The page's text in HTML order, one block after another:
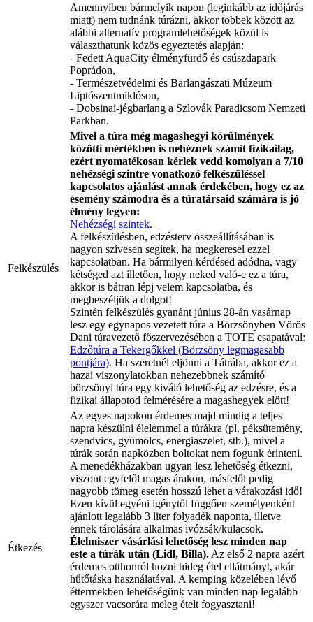
Amennyiben bármelyik napon (leginkább az időjárás
miatt) nem tudnánk túrázni, akkor többek között az
alábbi alternatív programlehetőségek közül is
választhatunk közös egyeztetés alapján:
- Fedett AquaCity élményfürdő és csúszdapark
Poprádon,
- Természetvédelmi és Barlangászati Múzeum
Liptószentmiklóson,
- Dobsinai-jégbarlang a Szlovák Paradicsom Nemzeti
Parkban.
Felkészülés
Mivel a túra még magashegyi körülmények
közötti mértékben is nehéznek számít fizikailag,
ezért nyomatékosan kérlek vedd komolyan a 7/10
nehézségi szintre vonatkozó felkészüléssel
kapcsolatos ajánlást annak érdekében, hogy ez az
esemény számodra és a túratársaid számára is jó
élmény legyen:
Nehézségi szintek.
A felkészülésben, edzésterv összeállításában is
nagyon szívesen segítek, ha megkeresel ezzel
kapcsolatban. Ha bármilyen kérdésed adódna, vagy
kétséged azt illetően, hogy neked való-e ez a túra,
akkor is bátran lépj velem kapcsolatba, és
megbeszéljük a dolgot!
Szintén felkészülés gyanánt június 28-án vasárnap
lesz egy egynapos vezetett túra a Börzsönyben Vörös
Dani túravezető főszervezésében a TOTE csapatával:
Edzőtúra a Tekergőkkel (Börzsöny legmagasabb
pontjára). Ha szeretnél eljönni a Tátrába, akkor ez a
hazai viszonylatokban nehezebbnek számító
börzsönyi túra egy kiváló lehetőség az edzésre, és a
fizikai állapotod felmérésére a magashegyek előtt!
Étkezés
Az egyes napokon érdemes majd mindig a teljes
napra készülni élelemmel a túrákra (pl. péksütemény,
szendvics, gyümölcs, energiaszelet, stb.), mivel a
túrák során napközben boltokat nem fogunk érinteni.
A menedékházakban ugyan lesz lehetőség étkezni,
viszont egyfelől magas árakon, másfelől pedig
nagyobb tömeg esetén hosszú lehet a várakozási idő!
Ezen kívül egyéni igénytől függően személyenként
ajánlott legalább 3 liter folyadék naponta, illetve
ennek tárolására alkalmas ivózsák/kulacsok.
Élelmiszer vásárlási lehetőség lesz minden nap
este a túrák után (Lidl, Billa). Az első 2 napra azért
érdemes otthonról hozni hideg étel ellátmányt, akár
hűtőtáska használatával. A kemping közelében lévő
éttermekben lehetőségünk van minden nap legalább
egyszer vacsorára meleg ételt fogyasztani!